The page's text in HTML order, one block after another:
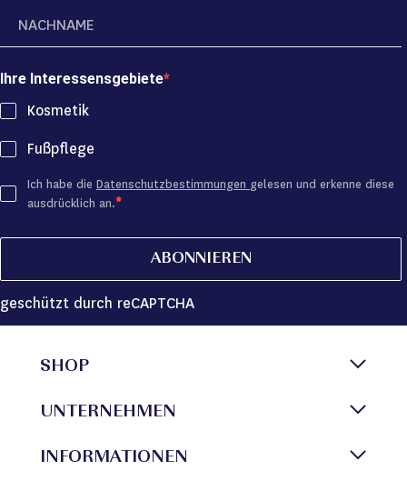
Ihre Interessensgebiete
Kosmetik
Fußpflege
Ich habe die Datenschutzbestimmungen gelesen und erkenne diese
ausdrücklich an.
ABONNIEREN
geschützt durch reCAPTCHA
SHOP
UNTERNEHMEN
INFORMATIONEN